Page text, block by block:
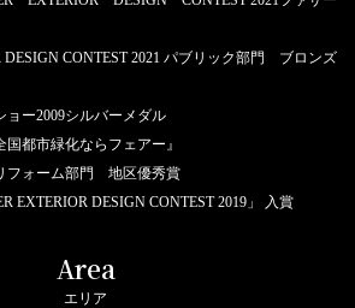
DESIGN CONTEST 2021 パブリック部門 ブロンズ
ー2009シルバーメダル
都市緑化ならフェアー』
ォーム部門 地区優秀賞
EXTERIOR DESIGN CONTEST 2019」 入賞
Area
エリア